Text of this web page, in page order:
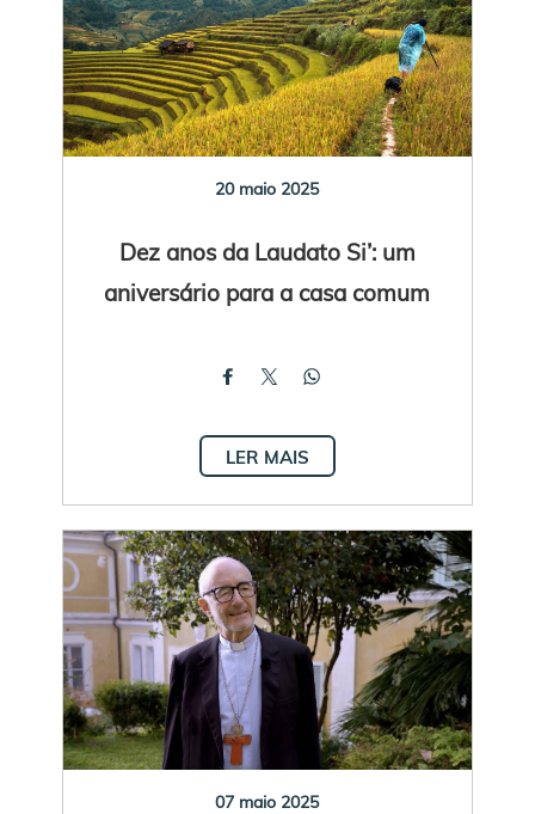
20 maio 2025
Dez anos da Laudato Si’: um
aniversário para a casa comum
LER MAIS
07 maio 2025